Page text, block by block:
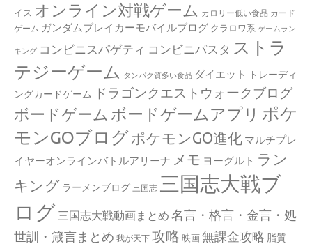
イス オンライン対戦ゲーム カロリー低い食品 カード
ゲーム ガンダムブレイカーモバイルブログ クラロワ系 ゲームラン
キング コンビニスパゲティ コンビニパスタ ストラ
テジーゲーム
タンパク質多い食品 ダイエット
トレーディ
ングカードゲーム
ドラゴンクエストウォークブログ
ボードゲーム ボードゲームアプリ ポケ
モンGOブログ ポケモンGO進化 マルチプレ
イヤーオンラインバトルアリーナ メモ ヨーグルト ラン
キング ラーメンブログ 三国志 三国志大戦ブ
ログ 三国志大戦動画まとめ 名言・格言・金言・処
世訓・箴言まとめ 我が天下 攻略 映画 無課金攻略 脂質